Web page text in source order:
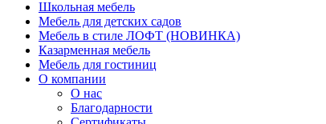
Школьная мебель
Мебель для детских садов
Мебель в стиле ЛОФТ (НОВИНКА)
Казарменная мебель
Мебель для гостиниц
О компании
О нас
Благодарности